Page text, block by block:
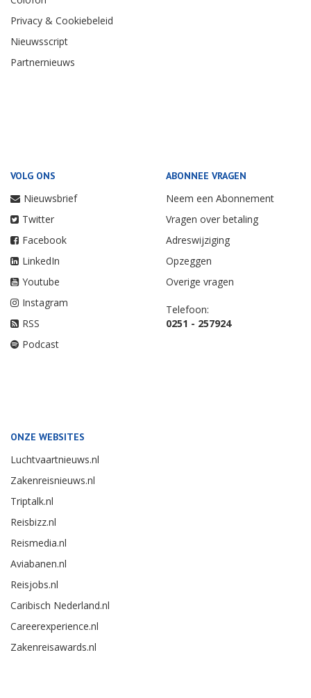
Privacy & Cookiebeleid
Nieuwsscript
Partnernieuws
VOLG ONS
Nieuwsbrief
Twitter
Facebook
LinkedIn
Youtube
Instagram
RSS
Podcast
ABONNEE VRAGEN
Neem een Abonnement
Vragen over betaling
Adreswijziging
Opzeggen
Overige vragen
Telefoon:
0251 - 257924
ONZE WEBSITES
Luchtvaartnieuws.nl
Zakenreisnieuws.nl
Triptalk.nl
Reisbizz.nl
Reismedia.nl
Aviabanen.nl
Reisjobs.nl
Caribisch Nederland.nl
Careerexperience.nl
Zakenreisawards.nl